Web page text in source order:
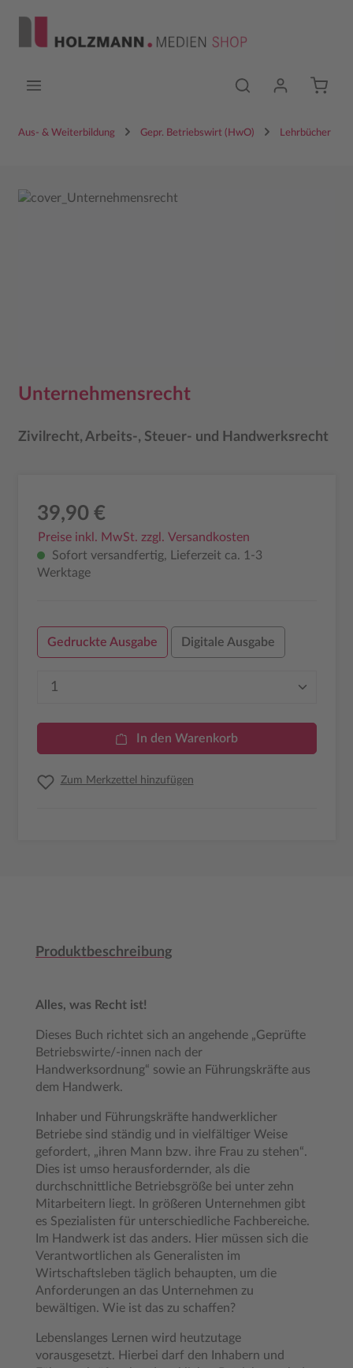
Aus- & Weiterbildung Gepr. Betriebswirt (HwO) Lehrbücher
Bildergalerie überspringen
Unternehmensrecht
Zivilrecht, Arbeits-, Steuer- und Handwerksrecht
39,90 €
Preise inkl. MwSt. zzgl. Versandkosten
Sofort versandfertig, Lieferzeit ca. 1-3
Werktage
Gedruckte Ausgabe Digitale Ausgabe
Produkt Anzahl: Gib den gewünschten
In den Warenkorb
Zum Merkzettel hinzufügen
Produktbeschreibung
Alles, was Recht ist!
Dieses Buch richtet sich an angehende „Geprüfte
Betriebswirte/-innen nach der
Handwerksordnung“ sowie an Führungskräfte aus
dem Handwerk.
Inhaber und Führungskräfte handwerklicher
Betriebe sind ständig und in vielfältiger Weise
gefordert, „ihren Mann bzw. ihre Frau zu stehen“.
Dies ist umso herausfordernder, als die
durchschnittliche Betriebsgröße bei unter zehn
Mitarbeitern liegt. In größeren Unternehmen gibt
es Spezialisten für unterschiedliche Fachbereiche.
Im Handwerk ist das anders. Hier müssen sich die
Verantwortlichen als Generalisten im
Wirtschaftsleben täglich behaupten, um die
Anforderungen an das Unternehmen zu
bewältigen. Wie ist das zu schaffen?
Lebenslanges Lernen wird heutzutage
vorausgesetzt. Hierbei darf den Inhabern und